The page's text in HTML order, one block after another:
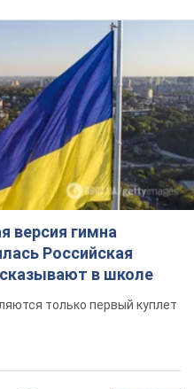
версия гимна
Российская
в школе
только первый куплет